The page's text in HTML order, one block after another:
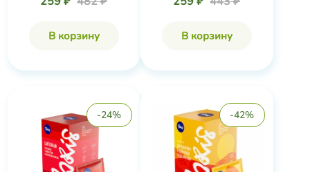
В корзину В корзину
-24% -42%